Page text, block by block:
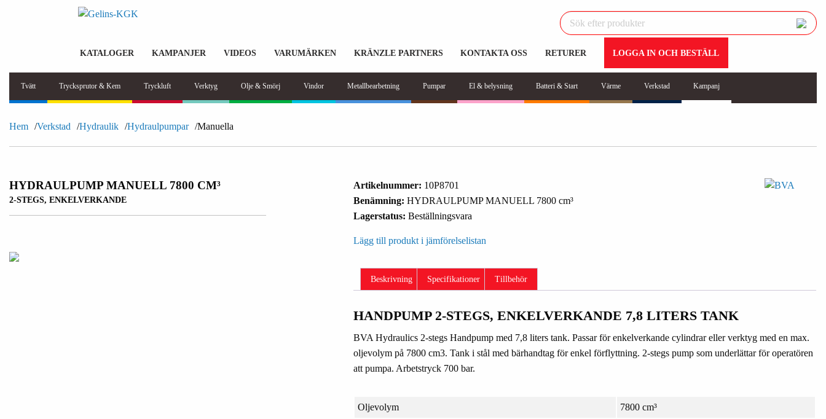
KATALOGER KAMPANJER VIDEOS VARUMÄRKEN KRÄNZLE PARTNERS KONTAKTA OSS RETURER LOGGA IN OCH BESTÄLL
Tvätt Trycksprutor & Kem Tryckluft Verktyg Olje & Smörj Vindor Metallbearbetning Pumpar El & belysning Batteri & Start Värme Verkstad Kampanj
Hem Verkstad Hydraulik Hydraulpumpar Manuella
HYDRAULPUMP MANUELL 7800 CM³
2-STEGS, ENKELVERKANDE
Artikelnummer: 10P8701
Benämning: HYDRAULPUMP MANUELL 7800 cm³
Lagerstatus: Beställningsvara
Lägg till produkt i jämförelselistan
Beskrivning Specifikationer Tillbehör
HANDPUMP 2-STEGS, ENKELVERKANDE 7,8 LITERS TANK
BVA Hydraulics 2-stegs Handpump med 7,8 liters tank. Passar för enkelverkande cylindrar eller verktyg med en max.
oljevolym på 7800 cm3. Tank i stål med bärhandtag för enkel förflyttning. 2-stegs pump som underlättar för operatören
att pumpa. Arbetstryck 700 bar.
Oljevolym 7800 cm³